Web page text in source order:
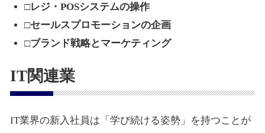
□レジ・POSシステムの操作
□セールスプロモーションの企画
□ブランド戦略とマーケティング
IT関連業
IT業界の新入社員は「学び続ける姿勢」を持つことが